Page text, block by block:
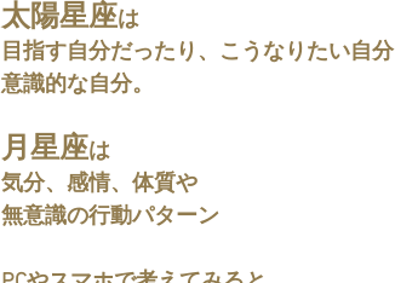
太陽星座は
目指す自分だったり、こうなりたい自分
意識的な自分。
月星座は
気分、感情、体質や
無意識の行動パターン